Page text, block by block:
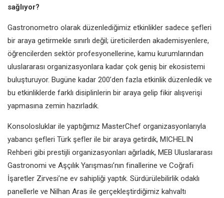
sağlıyor?
Gastronometro olarak düzenlediğimiz etkinlikler sadece şefleri
bir araya getirmekle sınırlı değil; üreticilerden akademisyenlere,
öğrencilerden sektör profesyonellerine, kamu kurumlarından
uluslararası organizasyonlara kadar çok geniş bir ekosistemi
buluşturuyor. Bugüne kadar 200’den fazla etkinlik düzenledik ve
bu etkinliklerde farklı disiplinlerin bir araya gelip fikir alışverişi
yapmasına zemin hazırladık.
Konsolosluklar ile yaptığımız MasterChef organizasyonlarıyla
yabancı şefleri Türk şefler ile bir araya getirdik, MICHELIN
Rehberi gibi prestijli organizasyonları ağırladık, MEB Uluslararası
Gastronomi ve Aşçılık Yarışması’nın finallerine ve Coğrafi
İşaretler Zirvesi’ne ev sahipliği yaptık. Sürdürülebilirlik odaklı
panellerle ve Nilhan Aras ile gerçekleştirdiğimiz kahvaltı